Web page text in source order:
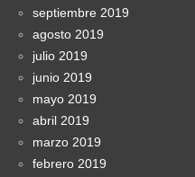
septiembre 2019
agosto 2019
julio 2019
junio 2019
mayo 2019
abril 2019
marzo 2019
febrero 2019